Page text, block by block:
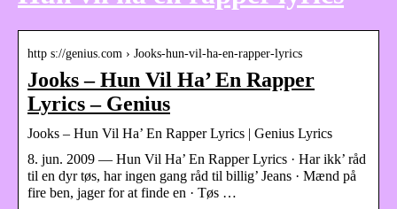
http s://genius.com › Jooks-hun-vil-ha-en-rapper-lyrics
Jooks – Hun Vil Ha’ En Rapper
Lyrics – Genius
Jooks – Hun Vil Ha’ En Rapper Lyrics | Genius Lyrics
8. jun. 2009 — Hun Vil Ha’ En Rapper Lyrics · Har ikk’ råd
til en dyr tøs, har ingen gang råd til billig’ Jeans · Mænd på
fire ben, jager for at finde en · Tøs …